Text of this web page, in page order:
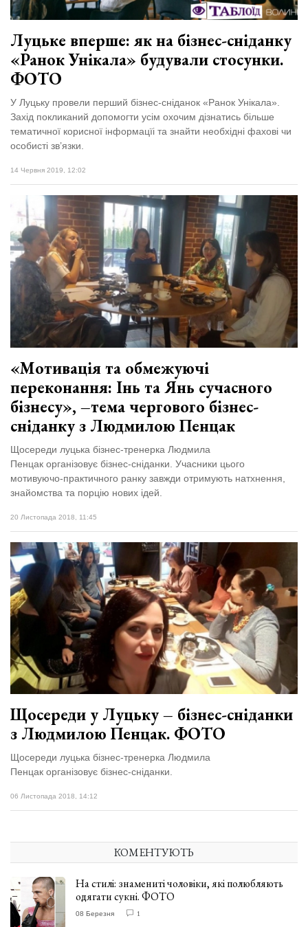
Луцьке вперше: як на бізнес-сніданку
«Ранок Унікала» будували стосунки.
ФОТО
У Луцьку провели перший бізнес-сніданок «Ранок Унікала».
Захід покликаний допомогти усім охочим дізнатись більше
тематичної корисної інформацїі та знайти необхідні фахові чи
особисті зв’язки.
14 Червня 2019, 12:02
«Мотивація та обмежуючі
переконання: Інь та Янь сучасного
бізнесу», –тема чергового бізнес-
сніданку з Людмилою Пенцак
Щосереди луцька бізнес-тренерка Людмила
Пенцак організовує бізнес-сніданки. Учасники цього
мотивуючо-практичного ранку завжди отримують натхнення,
знайомства та порцію нових ідей.
20 Листопада 2018, 11:45
Щосереди у Луцьку – бізнес-сніданки
з Людмилою Пенцак. ФОТО
Щосереди луцька бізнес-тренерка Людмила
Пенцак організовує бізнес-сніданки.
06 Листопада 2018, 14:12
КОМЕНТУЮТЬ
На стилі: знамениті чоловіки, які полюбляють
одягати сукні. ФОТО
08 Березня 1